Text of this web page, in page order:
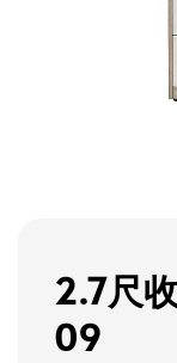
2.7尺
09